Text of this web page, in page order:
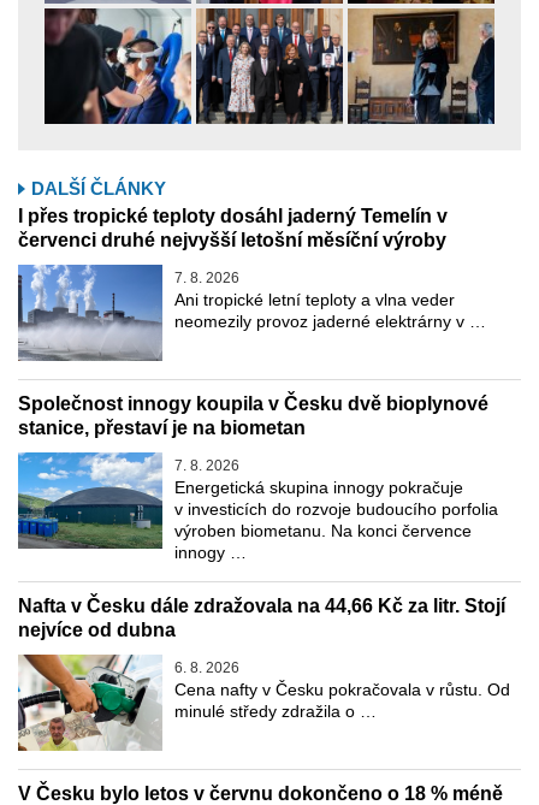
DALŠÍ ČLÁNKY
I přes tropické teploty dosáhl jaderný Temelín v
červenci druhé nejvyšší letošní měsíční výroby
7. 8. 2026
Ani tropické letní teploty a vlna veder
neomezily provoz jaderné elektrárny v …
Společnost innogy koupila v Česku dvě bioplynové
stanice, přestaví je na biometan
7. 8. 2026
Energetická skupina innogy pokračuje
v investicích do rozvoje budoucího porfolia
výroben biometanu. Na konci července
innogy …
Nafta v Česku dále zdražovala na 44,66 Kč za litr. Stojí
nejvíce od dubna
6. 8. 2026
Cena nafty v Česku pokračovala v růstu. Od
minulé středy zdražila o …
V Česku bylo letos v červnu dokončeno o 18 % méně